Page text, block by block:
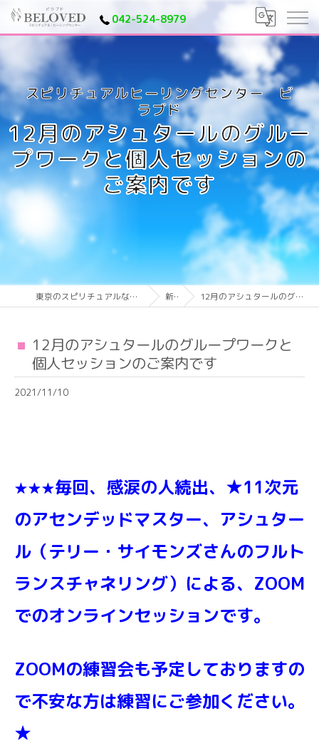
042-524-8979
12月のアシュタールのグルー
プワークと個人セッションの
ご案内です
東京のスピリチュアルならスピリチュアルヒーリングセンター ビラブド 新着情報 12月のアシュタールのグループワークと個人セッションのご案内です
12月のアシュタールのグループワークと
個人セッションのご案内です
2021/11/10
★★★毎回、感涙の人続出、★11次元
のアセンデッドマスター、アシュター
ル （テリー・サイモンズさんのフルト
ランスチャネリング） による、ZOOM
でのオンラインセッションです。
ZOOMの練習会も予定しておりますの
で不安な方は練習にご参加ください。
★